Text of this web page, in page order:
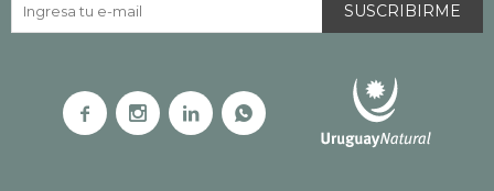
SUSCRIBIRME
   